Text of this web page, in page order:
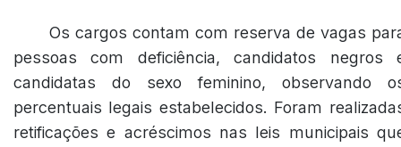
Os cargos contam com reserva de vagas
pessoas com deficiência, candidatos negros
candidatas do sexo feminino, observando
percentuais legais estabelecidos. Foram
retificações e acréscimos nas leis municipais